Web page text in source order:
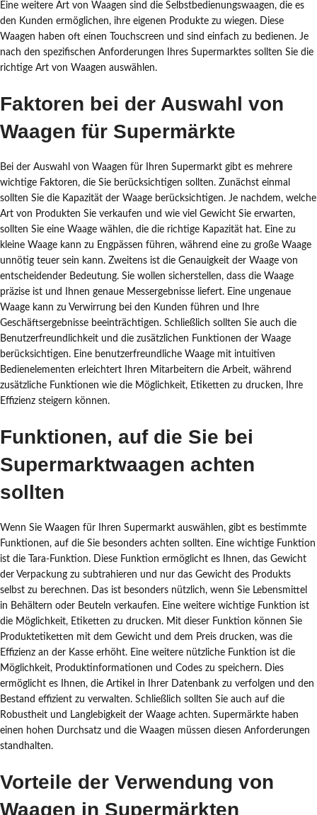
Eine weitere Art von Waagen sind die Selbstbedienungswaagen, die es
den Kunden ermöglichen, ihre eigenen Produkte zu wiegen. Diese
Waagen haben oft einen Touchscreen und sind einfach zu bedienen. Je
nach den spezifischen Anforderungen Ihres Supermarktes sollten Sie die
richtige Art von Waagen auswählen.
Faktoren bei der Auswahl von
Waagen für Supermärkte
Bei der Auswahl von Waagen für Ihren Supermarkt gibt es mehrere
wichtige Faktoren, die Sie berücksichtigen sollten. Zunächst einmal
sollten Sie die Kapazität der Waage berücksichtigen. Je nachdem, welche
Art von Produkten Sie verkaufen und wie viel Gewicht Sie erwarten,
sollten Sie eine Waage wählen, die die richtige Kapazität hat. Eine zu
kleine Waage kann zu Engpässen führen, während eine zu große Waage
unnötig teuer sein kann. Zweitens ist die Genauigkeit der Waage von
entscheidender Bedeutung. Sie wollen sicherstellen, dass die Waage
präzise ist und Ihnen genaue Messergebnisse liefert. Eine ungenaue
Waage kann zu Verwirrung bei den Kunden führen und Ihre
Geschäftsergebnisse beeinträchtigen. Schließlich sollten Sie auch die
Benutzerfreundlichkeit und die zusätzlichen Funktionen der Waage
berücksichtigen. Eine benutzerfreundliche Waage mit intuitiven
Bedienelementen erleichtert Ihren Mitarbeitern die Arbeit, während
zusätzliche Funktionen wie die Möglichkeit, Etiketten zu drucken, Ihre
Effizienz steigern können.
Funktionen, auf die Sie bei
Supermarktwaagen achten
sollten
Wenn Sie Waagen für Ihren Supermarkt auswählen, gibt es bestimmte
Funktionen, auf die Sie besonders achten sollten. Eine wichtige Funktion
ist die Tara-Funktion. Diese Funktion ermöglicht es Ihnen, das Gewicht
der Verpackung zu subtrahieren und nur das Gewicht des Produkts
selbst zu berechnen. Das ist besonders nützlich, wenn Sie Lebensmittel
in Behältern oder Beuteln verkaufen. Eine weitere wichtige Funktion ist
die Möglichkeit, Etiketten zu drucken. Mit dieser Funktion können Sie
Produktetiketten mit dem Gewicht und dem Preis drucken, was die
Effizienz an der Kasse erhöht. Eine weitere nützliche Funktion ist die
Möglichkeit, Produktinformationen und Codes zu speichern. Dies
ermöglicht es Ihnen, die Artikel in Ihrer Datenbank zu verfolgen und den
Bestand effizient zu verwalten. Schließlich sollten Sie auch auf die
Robustheit und Langlebigkeit der Waage achten. Supermärkte haben
einen hohen Durchsatz und die Waagen müssen diesen Anforderungen
standhalten.
Vorteile der Verwendung von
Waagen in Supermärkten